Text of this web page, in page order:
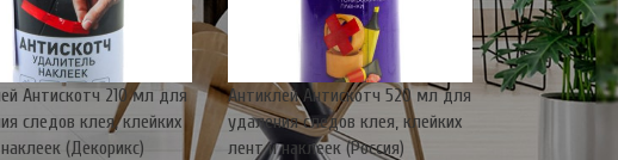
Антискотч 210 мл для
следов клея, клейких
(Декорикс)
Антиклей Антискотч 520 мл для
удаления следов клея, клейких
лент и наклеек (Россия)